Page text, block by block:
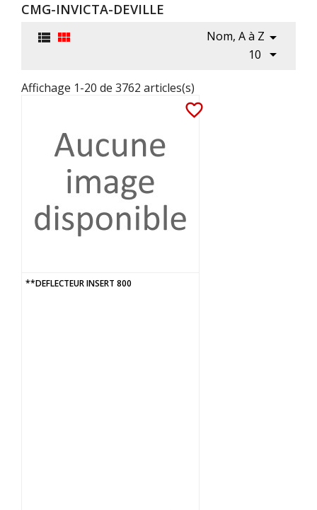
CMG-INVICTA-DEVILLE
  Nom, A à Z 
10 
Affichage 1-20 de 3762 articles(s)
favorite_border
**DEFLECTEUR INSERT 800